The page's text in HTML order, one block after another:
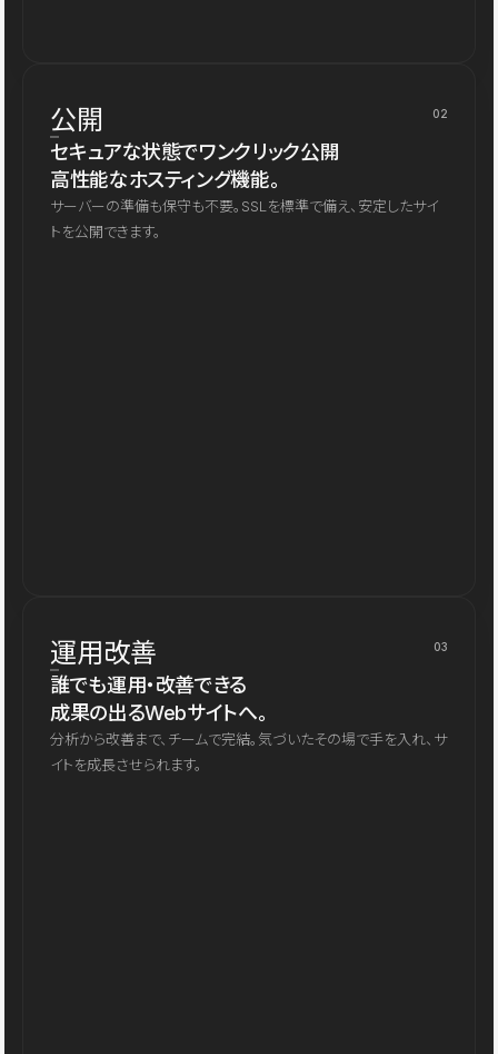
公開 02
セキュアな状態でワンクリック公開
高性能なホスティング機能。
サーバーの準備も保守も不要。SSLを標準で備え、安定したサイ
トを公開できます。
運用改善 03
誰でも運用・改善できる
成果の出るWebサイトへ。
分析から改善まで、チームで完結。気づいたその場で手を入れ、サ
イトを成長させられます。